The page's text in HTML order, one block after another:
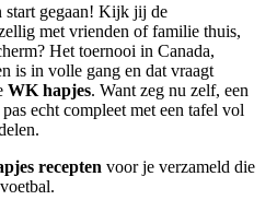
gegaan! Kijk jij de
met vrienden of familie thuis,
Het toernooi in Canada,
is in volle gang en dat vraagt
WK hapjes. Want zeg nu zelf, een
echt compleet met een tafel vol
recepten voor je verzameld die